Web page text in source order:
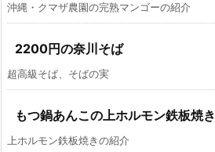
沖縄・クマザ農園の完熟マンゴーの紹介
2200円の奈川そば
超高級そば、そばの実
もつ鍋あんこの上ホルモン鉄板焼き
上ホルモン鉄板焼きの紹介